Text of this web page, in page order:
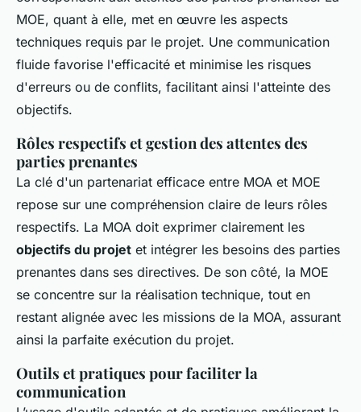
MOE, quant à elle, met en œuvre les aspects
techniques requis par le projet. Une communication
fluide favorise l'efficacité et minimise les risques
d'erreurs ou de conflits, facilitant ainsi l'atteinte des
objectifs.
Rôles respectifs et gestion des attentes des
parties prenantes
La clé d'un partenariat efficace entre MOA et MOE
repose sur une compréhension claire de leurs rôles
respectifs. La MOA doit exprimer clairement les
objectifs du projet et intégrer les besoins des parties
prenantes dans ses directives. De son côté, la MOE
se concentre sur la réalisation technique, tout en
restant alignée avec les missions de la MOA, assurant
ainsi la parfaite exécution du projet.
Outils et pratiques pour faciliter la
communication